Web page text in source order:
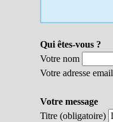
Qui êtes-vous ?
Votre nom
Votre adresse email
Votre message
Titre (obligatoire)